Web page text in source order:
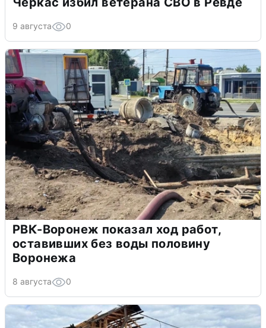
9 августа 0
РВК-Воронеж показал ход работ,
оставивших без воды половину
Воронежа
8 августа 0